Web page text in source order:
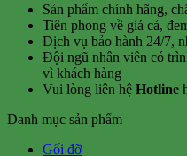
Sản phẩm chính hãng,
Tiên phong về giá cả,
Dịch vụ bảo hành 24/7,
Đội ngũ nhân viên có
vì khách hàng
Vui lòng liên hệ Hotline
Danh mục sản phẩm
Gối đỡ